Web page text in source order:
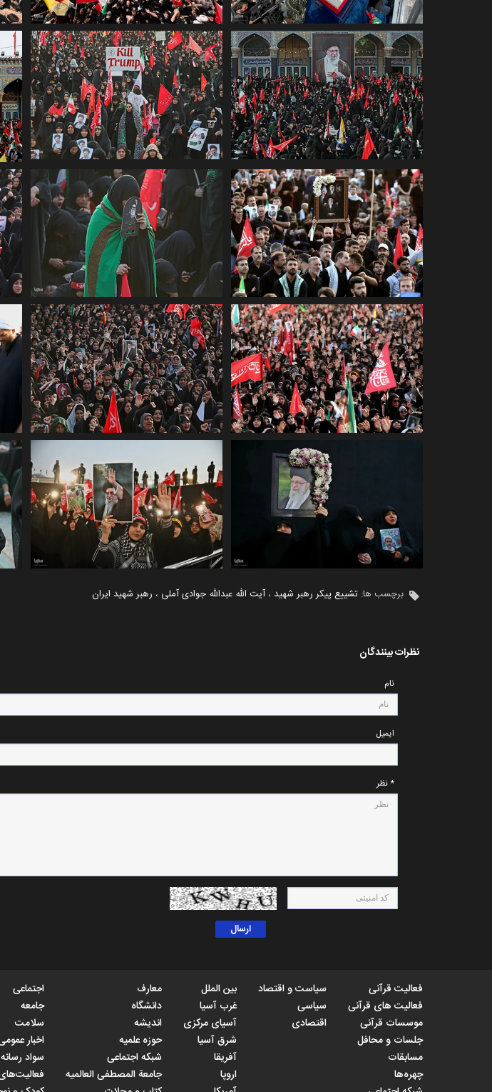
برچسب ها: تشییع پیکر رهبر شهید ، آیت الله عبدالله جوادی آملی ، رهبر شهید ایران
نظرات بینندگان
نام
ایمیل
* نظر
فعالیت قرآنی
فعالیت های قرآنی
موسسات قرآنی
جلسات و محافل
مسابقات
چهره‌ها
سیاست و اقتصاد
سیاسی
اقتصادی
بین الملل
غرب آسیا
آسیای مرکزی
شرق آسیا
آفریقا
اروپا
معارف
دانشگاه
اندیشه
حوزه علمیه
شبکه اجتماعی
جامعة المصطفی العالمیه
اجتماعی
جامعه
سلامت
اخبار
سواد